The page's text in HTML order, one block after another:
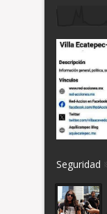
Seguridad